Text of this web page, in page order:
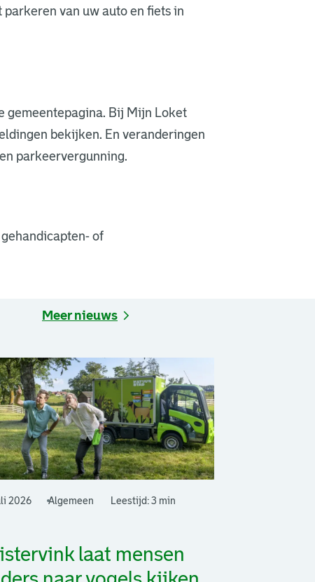
van uw auto en fiets in
gemeentepagina. Bij Mijn Loket
bekijken. En veranderingen
parkeervergunning.
of
Meer nieuws
laat mensen
2026 Algemeen Leestijd: 3 min